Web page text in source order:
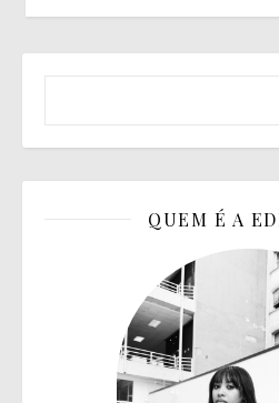
QUEM É A